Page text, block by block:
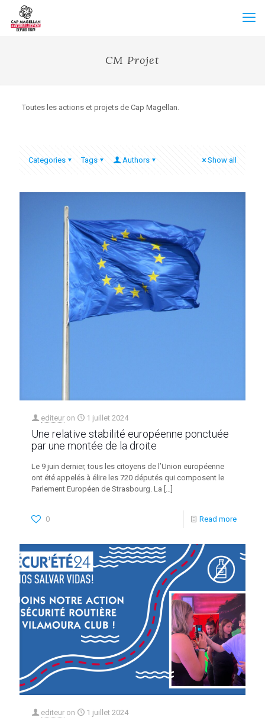
CM Projet
Toutes les actions et projets de Cap Magellan.
Categories Tags Authors Show all
editeur on 1 juillet 2024
Une relative stabilité européenne ponctuée
par une montée de la droite
Le 9 juin dernier, tous les citoyens de l’Union européenne
ont été appelés à élire les 720 députés qui composent le
Parlement Européen de Strasbourg. La […]
0 Read more
editeur on 1 juillet 2024